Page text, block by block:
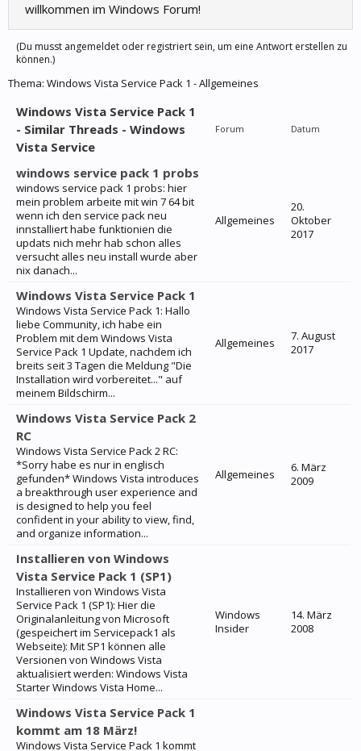
willkommen im Windows Forum!
(Du musst angemeldet oder registriert sein, um eine Antwort erstellen zu
können.)
Thema: Windows Vista Service Pack 1 - Allgemeines
Windows Vista Service Pack 1
- Similar Threads - Windows
Vista Service
Forum Datum
windows service pack 1 probs
windows service pack 1 probs: hier
mein problem arbeite mit win 7 64 bit
wenn ich den service pack neu
innstalliert habe funktionien die
updats nich mehr hab schon alles
versucht alles neu install wurde aber
nix danach...
Allgemeines
20.
Oktober
2017
Windows Vista Service Pack 1
Windows Vista Service Pack 1: Hallo
liebe Community, ich habe ein
Problem mit dem Windows Vista
Service Pack 1 Update, nachdem ich
breits seit 3 Tagen die Meldung "Die
Installation wird vorbereitet..." auf
meinem Bildschirm...
Allgemeines
7. August
2017
Windows Vista Service Pack 2
RC
Windows Vista Service Pack 2 RC:
*Sorry habe es nur in englisch
gefunden* Windows Vista introduces
a breakthrough user experience and
is designed to help you feel
confident in your ability to view, find,
and organize information...
Allgemeines
6. März
2009
Installieren von Windows
Vista Service Pack 1 (SP1)
Installieren von Windows Vista
Service Pack 1 (SP1): Hier die
Originalanleitung von Microsoft
(gespeichert im Servicepack1 als
Webseite): Mit SP1 können alle
Versionen von Windows Vista
aktualisiert werden: Windows Vista
Starter Windows Vista Home...
Windows
Insider
14. März
2008
Windows Vista Service Pack 1
kommt am 18 März!
Windows Vista Service Pack 1 kommt